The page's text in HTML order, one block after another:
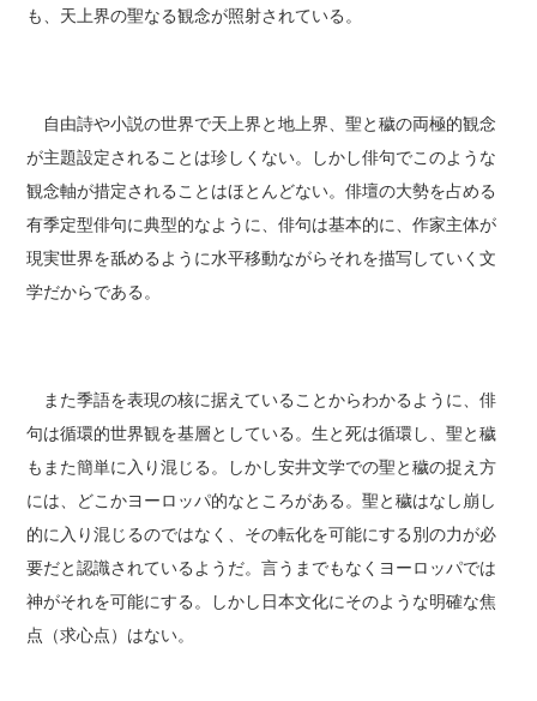
も、天上界の聖なる観念が照射されている。
自由詩や小説の世界で天上界と地上界、聖と穢の両極的観念
が主題設定されることは珍しくない。しかし俳句でこのような
観念軸が措定されることはほとんどない。俳壇の大勢を占める
有季定型俳句に典型的なように、俳句は基本的に、作家主体が
現実世界を舐めるように水平移動ながらそれを描写していく文
学だからである。
また季語を表現の核に据えていることからわかるように、俳
句は循環的世界観を基層としている。生と死は循環し、聖と穢
もまた簡単に入り混じる。しかし安井文学での聖と穢の捉え方
には、どこかヨーロッパ的なところがある。聖と穢はなし崩し
的に入り混じるのではなく、その転化を可能にする別の力が必
要だと認識されているようだ。言うまでもなくヨーロッパでは
神がそれを可能にする。しかし日本文化にそのような明確な焦
点（求心点）はない。